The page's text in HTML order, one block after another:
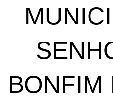
BONFIM